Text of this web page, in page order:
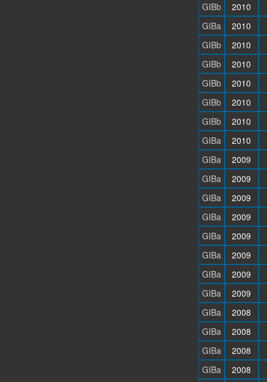
GIBb
2010
GIBa
2010
GIBb
2010
GIBb
2010
GIBb
2010
GIBb
2010
GIBb
2010
GIBa
2010
GIBa
2009
GIBa
2009
GIBa
2009
GIBa
2009
GIBa
2009
GIBa
2009
GIBa
2009
GIBa
2009
GIBa
2008
GIBa
2008
GIBa
2008
GIBa
2008